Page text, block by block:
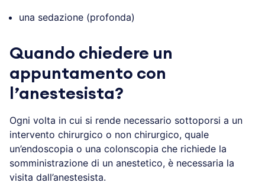
una sedazione (profonda)
Quando chiedere un
appuntamento con
l’anestesista?
Ogni volta in cui si rende necessario sottoporsi a un
intervento chirurgico o non chirurgico, quale
un’endoscopia o una colonscopia che richiede la
somministrazione di un anestetico, è necessaria la
visita dall’anestesista.